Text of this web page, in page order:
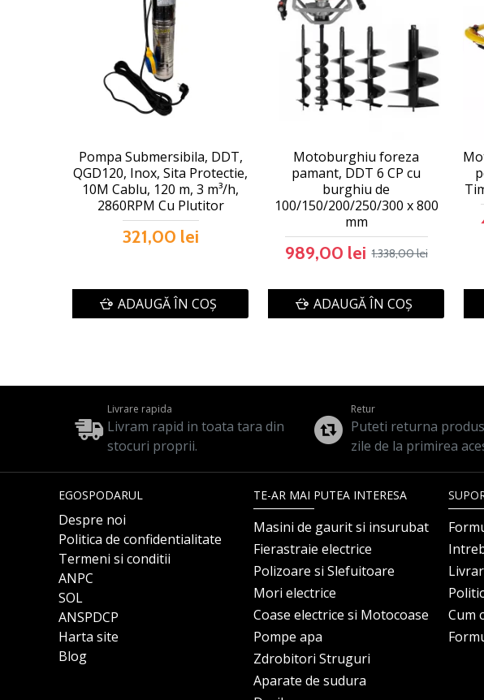
Pompa Submersibila, DDT,
QGD120, Inox, Sita Protectie,
10M Cablu, 120 m, 3 m³/h,
2860RPM Cu Plutitor
321,00 lei
ADAUGĂ ÎN COŞ
Motoburghiu foreza
pamant, DDT 6 CP cu
burghiu de
100/150/200/250/300 x 800
mm
989,00 lei 1.338,00 lei
ADAUGĂ ÎN COŞ
Livrare rapida
Livram rapid in toata tara din
stocuri proprii.
Retur
Puteti returna
zile de la primirea
EGOSPODARUL
Despre noi
Politica de confidentialitate
Termeni si conditii
ANPC
SOL
ANSPDCP
Harta site
Blog
TE-AR MAI PUTEA INTERESA
Masini de gaurit si insurubat
Fierastraie electrice
Polizoare si Slefuitoare
Mori electrice
Coase electrice si Motocoase
Pompe apa
Zdrobitori Struguri
Aparate de sudura
Cum